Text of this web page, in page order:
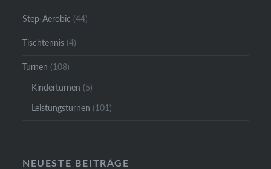
Step-Aerobic (44)
Tischtennis (4)
Turnen (108)
Kinderturnen (5)
Leistungsturnen (101)
NEUESTE BEITRÄGE